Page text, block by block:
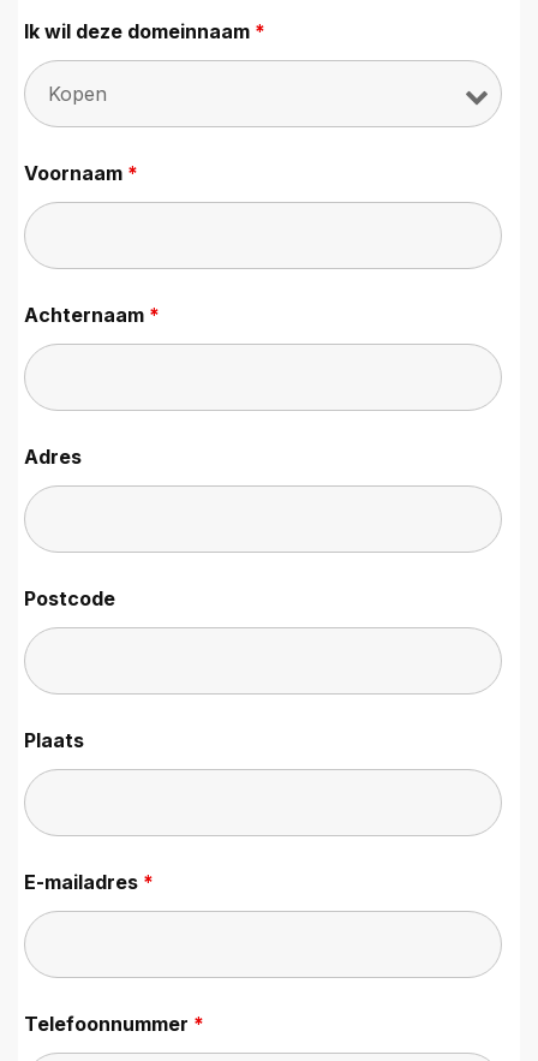
Ik wil deze domeinnaam *
Voornaam *
Achternaam *
Adres
Postcode
Plaats
E-mailadres *
Telefoonnummer *